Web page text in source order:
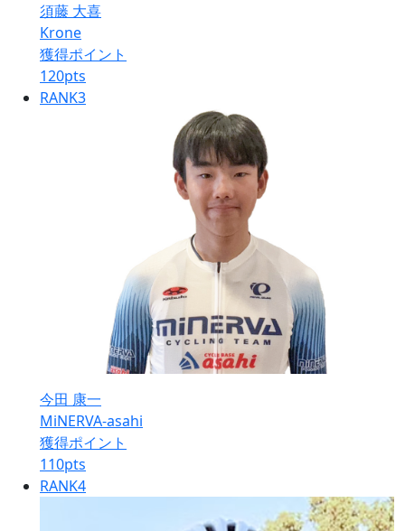
須藤 大喜
Krone
獲得ポイント
120pts
RANK3
今田 康一
MiNERVA-asahi
獲得ポイント
110pts
RANK4